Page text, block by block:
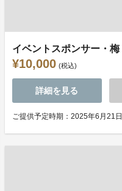
イベントスポンサー・梅
¥10,000 (税込)
詳細を見る
ご提供予定時期：2025年6月21日